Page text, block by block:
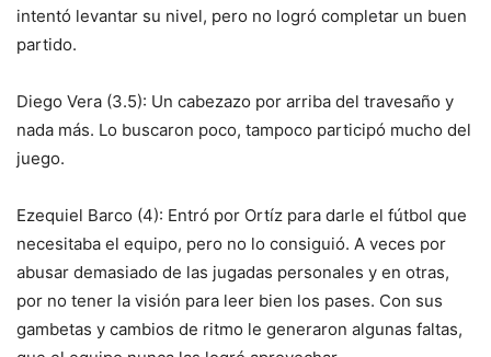
intentó levantar su nivel, pero no logró completar un buen
partido.
Diego Vera (3.5): Un cabezazo por arriba del travesaño y
nada más. Lo buscaron poco, tampoco participó mucho del
juego.
Ezequiel Barco (4): Entró por Ortíz para darle el fútbol que
necesitaba el equipo, pero no lo consiguió. A veces por
abusar demasiado de las jugadas personales y en otras,
por no tener la visión para leer bien los pases. Con sus
gambetas y cambios de ritmo le generaron algunas faltas,